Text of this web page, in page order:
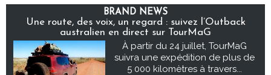
BRAND NEWS
Une route, des voix, un regard : suivez l’Outback
australien en direct sur TourMaG
À partir du 24 juillet, TourMaG
suivra une expédition de plus de
5 000 kilomètres à travers...